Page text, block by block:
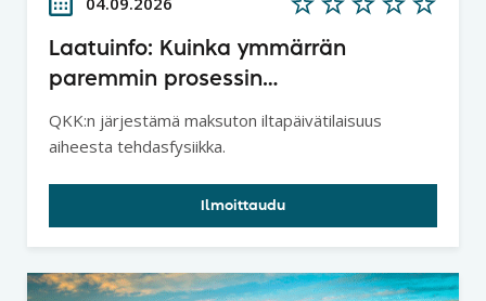
Laatuinfo: Kuinka ymmärrän
paremmin prosessin
lainalaisuudet - Tehdasfysiikka
QKK:n järjestämä maksuton iltapäivätilaisuus
aiheesta tehdasfysiikka.
Ilmoittaudu